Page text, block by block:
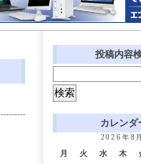
投稿内容
カレンダ
2026年8月
月 火 水 木